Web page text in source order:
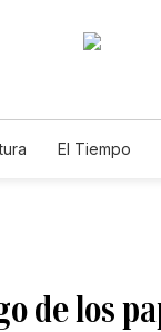
El Tiempo
de los